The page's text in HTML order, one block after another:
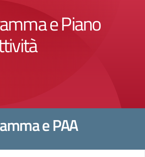
e Piano
e PAA